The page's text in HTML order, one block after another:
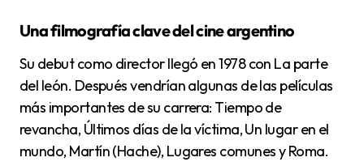
Una filmografía clave del cine argentino
Su debut como director llegó en 1978 con La parte
del león. Después vendrían algunas de las películas
más importantes de su carrera: Tiempo de
revancha, Últimos días de la víctima, Un lugar en el
mundo, Martín (Hache), Lugares comunes y Roma.